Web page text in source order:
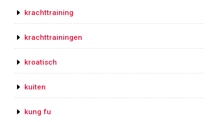
krachttraining
krachttrainingen
kroatisch
kuiten
kung fu